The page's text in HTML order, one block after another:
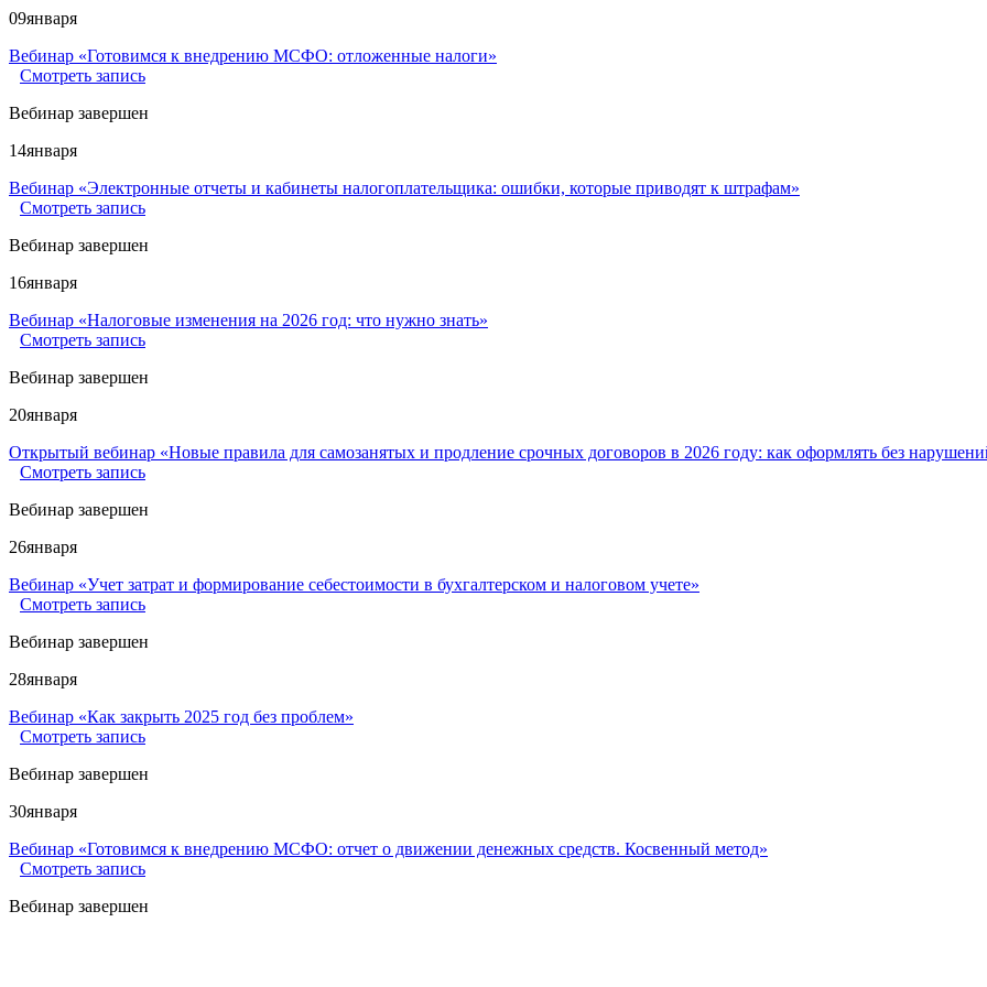
09января
Вебинар «Готовимся к внедрению МСФО: отложенные налоги»
Смотреть запись
Вебинар завершен
14января
Вебинар «Электронные отчеты и кабинеты налогоплательщика: ошибки, которые приводят к штрафам»
Смотреть запись
Вебинар завершен
16января
Вебинар «Налоговые изменения на 2026 год: что нужно знать»
Смотреть запись
Вебинар завершен
20января
Открытый вебинар «Новые правила для самозанятых и продление срочных договоров в 2026 году: как оформлять без
Смотреть запись
Вебинар завершен
26января
Вебинар «Учет затрат и формирование себестоимости в бухгалтерском и налоговом учете»
Смотреть запись
Вебинар завершен
28января
Вебинар «Как закрыть 2025 год без проблем»
Смотреть запись
Вебинар завершен
30января
Вебинар «Готовимся к внедрению МСФО: отчет о движении денежных средств. Косвенный метод»
Смотреть запись
Вебинар завершен